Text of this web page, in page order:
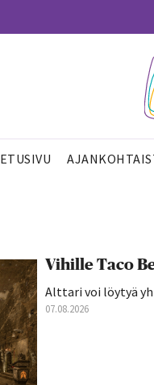
ETUSIVU
Vihille Taco
Alttari voi löytyä
07.08.2026